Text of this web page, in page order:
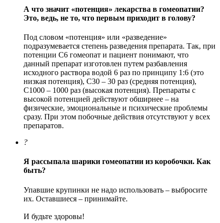
А что значит «потенция» лекарства в гомеопатии?
Это, ведь, не то, что первым приходит в голову?
Под словом «потенция» или «разведение»
подразумевается степень разведения препарата. Так, при
потенции С6 гомеопат и пациент понимают, что
данный препарат изготовлен путем разбавления
исходного раствора водой 6 раз по принципу 1:6 (это
низкая потенция), С30 – 30 раз (средняя потенция),
С1000 – 1000 раз (высокая потенция). Препараты с
высокой потенцией действуют обширнее – на
физические, эмоциональные и психические проблемы
сразу. При этом побочные действия отсутствуют у всех
препаратов.
?
Я рассыпала шарики гомеопатии из коробочки. Как
быть?
Упавшие крупинки не надо использовать – выбросите
их. Оставшиеся – принимайте.
И будьте здоровы!